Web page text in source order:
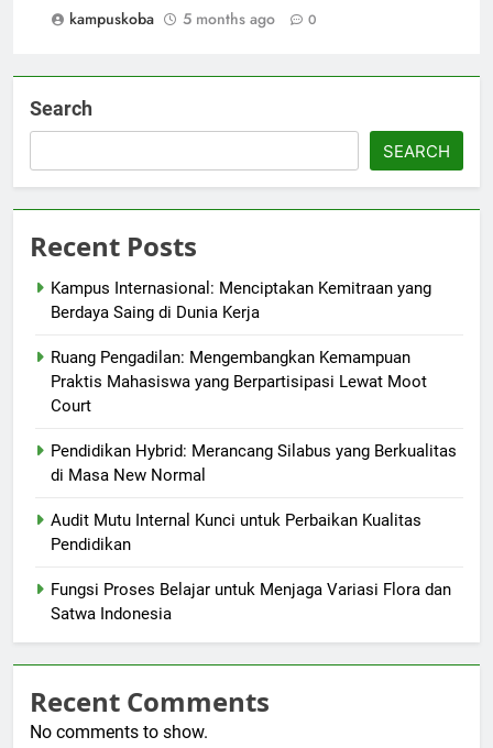
kampuskoba
5 months ago 0
Search
SEARCH
Recent Posts
Kampus Internasional: Menciptakan Kemitraan yang
Berdaya Saing di Dunia Kerja
Ruang Pengadilan: Mengembangkan Kemampuan
Praktis Mahasiswa yang Berpartisipasi Lewat Moot
Court
Pendidikan Hybrid: Merancang Silabus yang Berkualitas
di Masa New Normal
Audit Mutu Internal Kunci untuk Perbaikan Kualitas
Pendidikan
Fungsi Proses Belajar untuk Menjaga Variasi Flora dan
Satwa Indonesia
Recent Comments
No comments to show.